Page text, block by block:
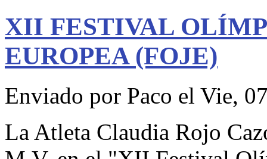
XII FESTIVAL
EUROPEA (FOJE)
Enviado por Paco el Vie,
La Atleta Claudia Rojo